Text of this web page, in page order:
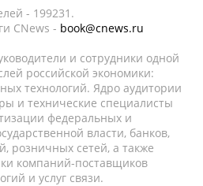
- 199231.
CNews - book@cnews.ru
и сотрудники одной
российской экономики:
технологий. Ядро аудитории
и технические специалисты
федеральных и
власти, банков,
розничных сетей, а также
компаний-поставщиков
и услуг связи.